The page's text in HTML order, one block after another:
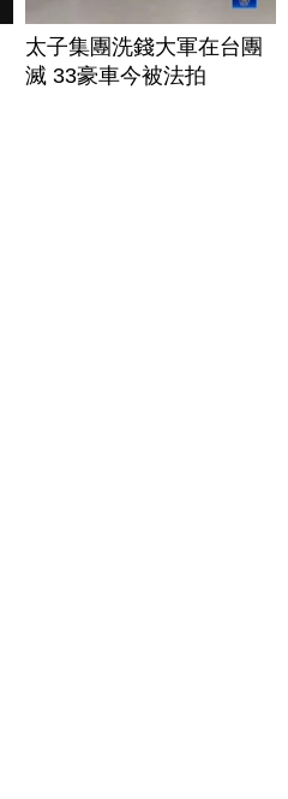
太子集團洗錢大軍在台團
滅 33豪車今被法拍